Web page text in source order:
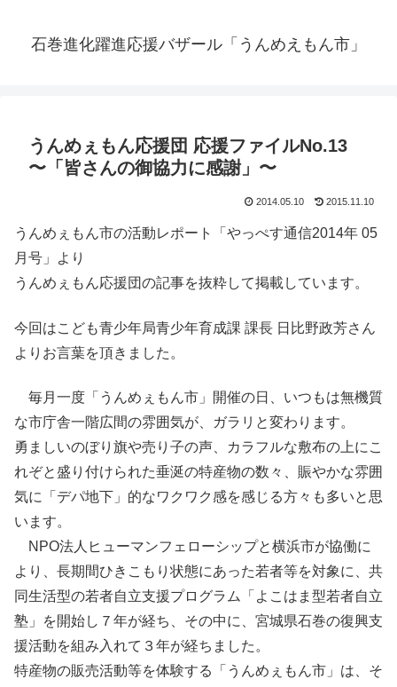
石巻進化躍進応援バザール「うんめえもん市」
うんめぇもん応援団 応援ファイルNo.13
〜「皆さんの御協力に感謝」〜
2014.05.10 2015.11.10
うんめぇもん市の活動レポート「やっぺす通信2014年 05
月号」より
うんめぇもん応援団の記事を抜粋して掲載しています。
今回はこども青少年局青少年育成課 課長 日比野政芳さん
よりお言葉を頂きました。
毎月一度「うんめぇもん市」開催の日、いつもは無機質
な市庁舎一階広間の雰囲気が、ガラリと変わります。
勇ましいのぼり旗や売り子の声、カラフルな敷布の上にこ
れぞと盛り付けられた垂涎の特産物の数々、賑やかな雰囲
気に「デパ地下」的なワクワク感を感じる方々も多いと思
います。
NPO法人ヒューマンフェローシップと横浜市が協働に
より、長期間ひきこもり状態にあった若者等を対象に、共
同生活型の若者自立支援プログラム「よこはま型若者自立
塾」を開始し７年が経ち、その中に、宮城県石巻の復興支
援活動を組み入れて３年が経ちました。
特産物の販売活動等を体験する「うんめぇもん市」は、そ